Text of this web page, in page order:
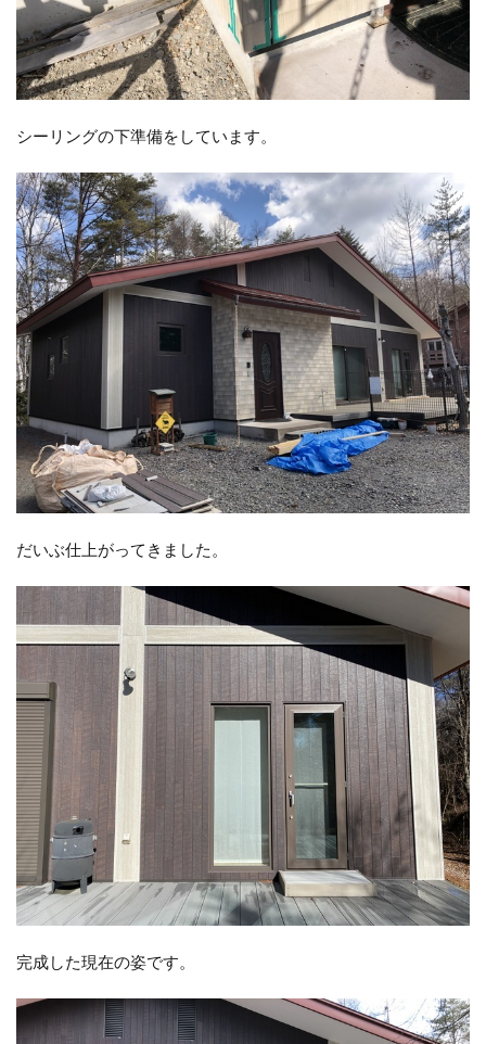
シーリングの下準備をしています。
だいぶ仕上がってきました。
完成した現在の姿です。